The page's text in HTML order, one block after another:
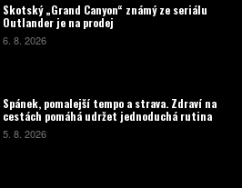
Skotský „Grand Canyon“ známý ze seriálu
Outlander je na prodej
6. 8. 2026
Spánek, pomalejší tempo a strava. Zdraví na
cestách pomáhá udržet jednoduchá rutina
5. 8. 2026